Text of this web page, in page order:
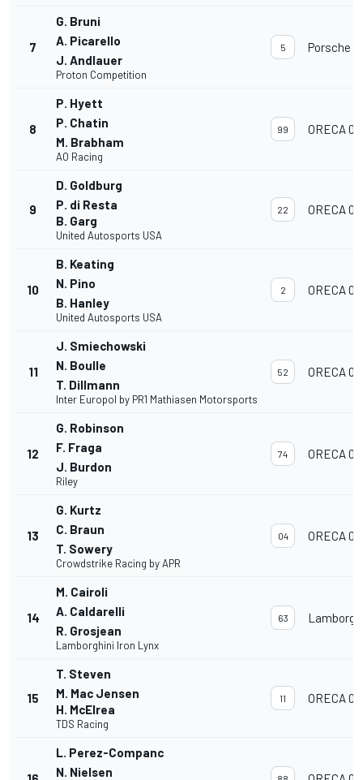
7
G. Bruni
A. Picarello
J. Andlauer
Proton Competition
5 Porsche
8
P. Hyett
P. Chatin
M. Brabham
AO Racing
99 ORECA 07
9
D. Goldburg
P. di Resta
B. Garg
United Autosports USA
22 ORECA 07
10
B. Keating
N. Pino
B. Hanley
United Autosports USA
2 ORECA 07
11
J. Smiechowski
N. Boulle
T. Dillmann
Inter Europol by PR1 Mathiasen Motorsports
52 ORECA 07
12
G. Robinson
F. Fraga
J. Burdon
Riley
74 ORECA 07
13
G. Kurtz
C. Braun
T. Sowery
Crowdstrike Racing by APR
04 ORECA 07
14
M. Cairoli
A. Caldarelli
R. Grosjean
Lamborghini Iron Lynx
63
15
T. Steven
M. Mac Jensen
H. McElrea
TDS Racing
11 ORECA 07
L. Perez-Companc
N. Nielsen